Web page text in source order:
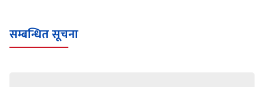
सम्बन्धित सूचना